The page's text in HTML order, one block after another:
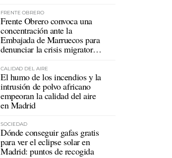
FRENTE OBRERO
Frente Obrero convoca una
concentración ante la
Embajada de Marruecos para
denunciar la crisis migratoria
CALIDAD DEL AIRE
El humo de los incendios y la
intrusión de polvo africano
empeoran la calidad del aire
en Madrid
SOCIEDAD
Dónde conseguir gafas gratis
para ver el eclipse solar en
Madrid: puntos de recogida